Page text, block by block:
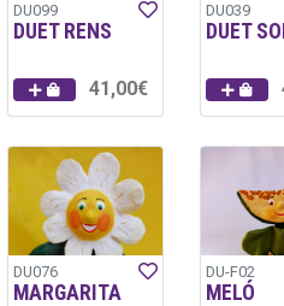
DU099
DUET RENS
41,00€
DU039
DUET
DU076
MARGARITA
DU-F02
MELÓ